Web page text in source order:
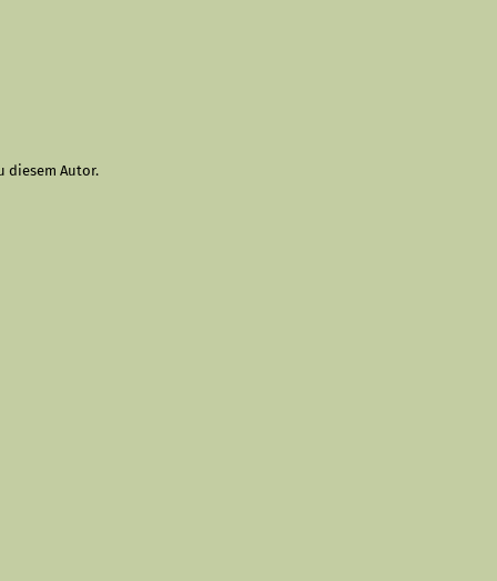
diesem Autor.